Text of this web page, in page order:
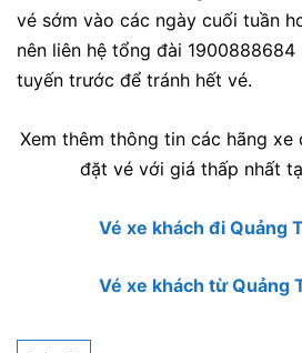
vé sớm vào các ngày cuối tuần
nên liên hệ tổng đài
tuyến trước để tránh hết vé.
Xem thêm thông tin các hãng xe
đặt vé với giá thấp nhất
Vé xe khách đi Quảng
Vé xe khách từ Quảng